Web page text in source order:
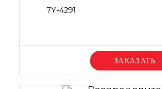
7Y-4291
Уточняйте